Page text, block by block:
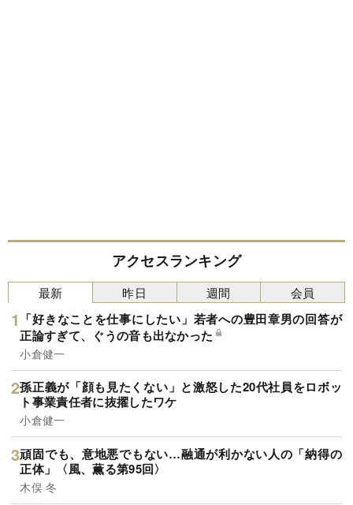
アクセスランキング
最新
「好きなことを仕事にしたい」若者への豊田章男の回答が
正論すぎて、ぐうの音も出なかった
小倉健一
孫正義が「顔も見たくない」と激怒した20代社員をロボッ
ト事業責任者に抜擢したワケ
小倉健一
頑固でも、意地悪でもない…融通が利かない人の「納得の
正体」〈風、薫る第95回〉
木俣 冬
昨日 週間 会員